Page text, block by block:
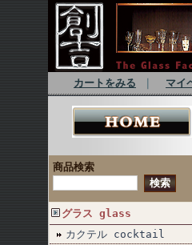
カートをみる マイ
商品検索
グラス glass
カクテル cocktail